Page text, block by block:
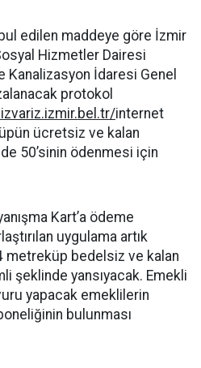
edilen maddeye göre İzmir
Hizmetler Dairesi
Kanalizasyon İdaresi Genel
protokol
internet
ücretsiz ve kalan
50’sinin ödenmesi için
Kart’a ödeme
uygulama artık
metreküp bedelsiz ve kalan
şeklinde yansıyacak. Emekli
yapacak emeklilerin
bulunması